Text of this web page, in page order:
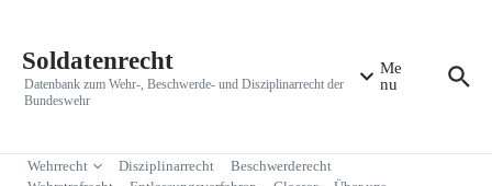
Soldatenrecht
Datenbank zum Wehr-, Beschwerde- und Disziplinarrecht der
Bundeswehr
Me
nu
Wehrrecht Disziplinarrecht
Beschwerderecht